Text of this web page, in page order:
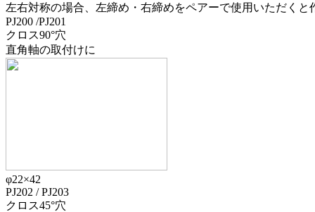
左右対称の場合、左締め・右締めをペアーで使用いただくと
PJ200 /PJ201
クロス90°穴
直角軸の取付けに
φ22×42
PJ202 /PJ203
クロス45°穴